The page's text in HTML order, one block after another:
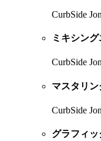
CurbSide
ミキシン
CurbSide
マスタリ
CurbSide
グラフィ